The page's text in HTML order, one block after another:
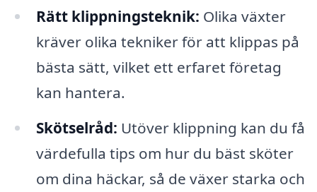
Rätt klippningsteknik: Olika växter
kräver olika tekniker för att klippas på
bästa sätt, vilket ett erfaret företag
kan hantera.
Skötselråd: Utöver klippning kan du få
värdefulla tips om hur du bäst sköter
om dina häckar, så de växer starka och